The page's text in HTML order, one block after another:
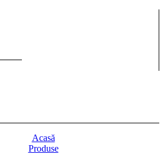
Acasă
Produse